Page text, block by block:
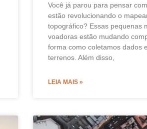
Você já parou para pensar
estão revolucionando o
topográfico? Essas pequenas
voadoras estão mudando
forma como coletamos dados
terrenos. Além disso,
LEIA MAIS »